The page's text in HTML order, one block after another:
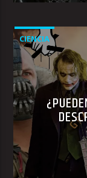
CIENCIA